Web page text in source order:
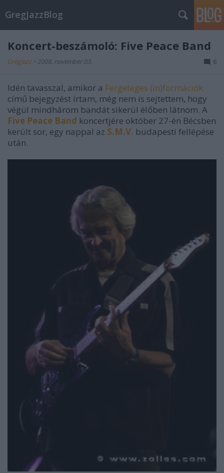
GregJazzBlog
Koncert-beszámoló: Five Peace Band
GregJazz • 2008. november 03. 6
Idén tavasszal, amikor a Fergeteges (in)formációk
című bejegyzést írtam, még nem is sejtettem, hogy
végül mindhárom bandát sikerül élőben látnom. A
Five Peace Band koncertjére október 27-én Bécsben
került sor, egy nappal az S.M.V. budapesti fellépése
után.